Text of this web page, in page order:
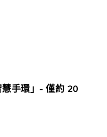
手環」- 僅約 20